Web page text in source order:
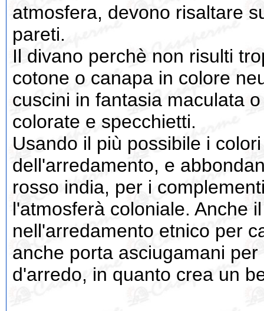
atmosfera, devono risaltare
pareti.
Il divano perchè non risulti
cotone o canapa in colore
cuscini in fantasia maculata
colorate e specchietti.
Usando il più possibile i
dell'arredamento, e
rosso india, per i
l'atmosferà coloniale. Anche
nell'arredamento etnico per
anche porta asciugamani
d'arredo, in quanto crea un